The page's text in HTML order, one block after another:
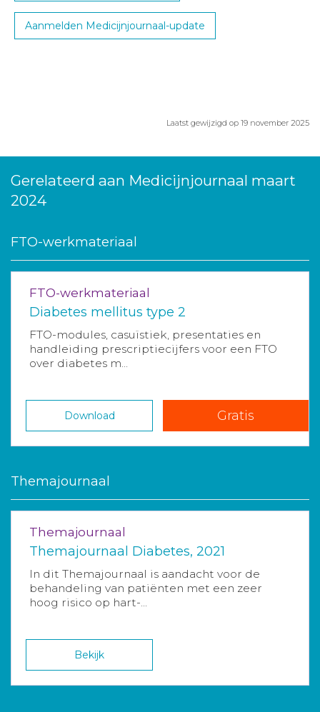
Aanmelden Medicijnjournaal-update
Laatst gewijzigd op 19 november 2025
Gerelateerd aan Medicijnjournaal maart
2024
FTO-werkmateriaal
FTO-werkmateriaal
Diabetes mellitus type 2
FTO-modules, casuïstiek, presentaties en
handleiding prescriptiecijfers voor een FTO
over diabetes m...
Download Gratis
Themajournaal
Themajournaal
Themajournaal Diabetes, 2021
In dit Themajournaal is aandacht voor de
behandeling van patiënten met een zeer
hoog risico op hart-...
Bekijk